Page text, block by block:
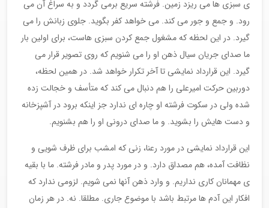
ی سبزی ها می ریزد زمین. فرشته سریع برمی گردد و به سراغ آن می
رود. و جمع و جور می کند. می خواهد کفر بگوید. جلوی زبانش را می
گیرد. در این لحظه که مشغول جمع کردن سبزی هاست، برای اولین بار
ما صدای جریان سیال ذهن او را می شنویم که روی تصویر قرار می
گیرد. این قرارداد نمایشی تا آخر تکرار خواهد شد. در همین لحظه،
دوربین حرکت امیرعلی را هم دنبال می کند که متأسف و خجالت زده
شده ولی در سکوت فرشته او چاره ای ندارد جز اینکه برود در آشپزخانه
و دست هایش را بشوید. و ما صدای درونی او را هم بشنویم.
این قرارداد نمایشی در مورد رعنا، زنی که امشب برای ظرف شویی و
نظافت آمده، هم مصداق دارد. و در مورد پدر و مادر فرشته. ما با بقیه
ی مهمانان کاری نداریم. و وارد ذهن آنها نمی شویم. لزومی ندارد که
افکار این آدم ها مرتبط باشد با موضوع جاری. مطلقا. نه. در هر زمان